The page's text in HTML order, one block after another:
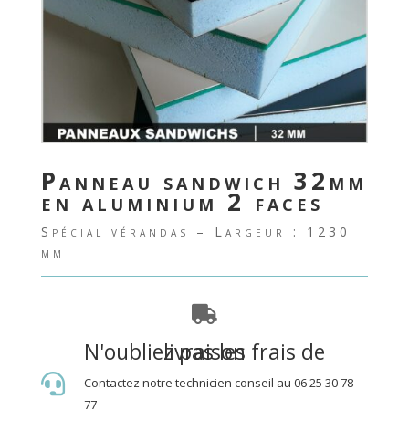
Panneau sandwich 32mm
en aluminium 2 faces
Spécial vérandas – Largeur : 1230
mm

N'oubliez pas les frais de livraison

Contactez notre technicien conseil au 06 25 30 78
77